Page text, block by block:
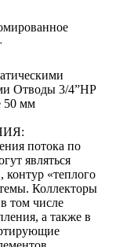
Отводы 3/4”НР
50 мм
потока по
являться
«теплого
Коллекторы
том числе
а также в